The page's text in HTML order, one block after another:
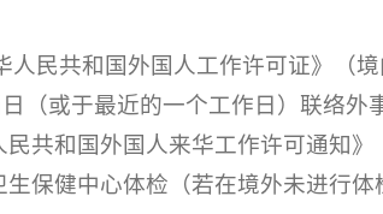
民共和国外国人工作许可证》（境
（或于最近的一个工作日）联络外
共和国外国人来华工作许可通知》
保健中心体检（若在境外未进行